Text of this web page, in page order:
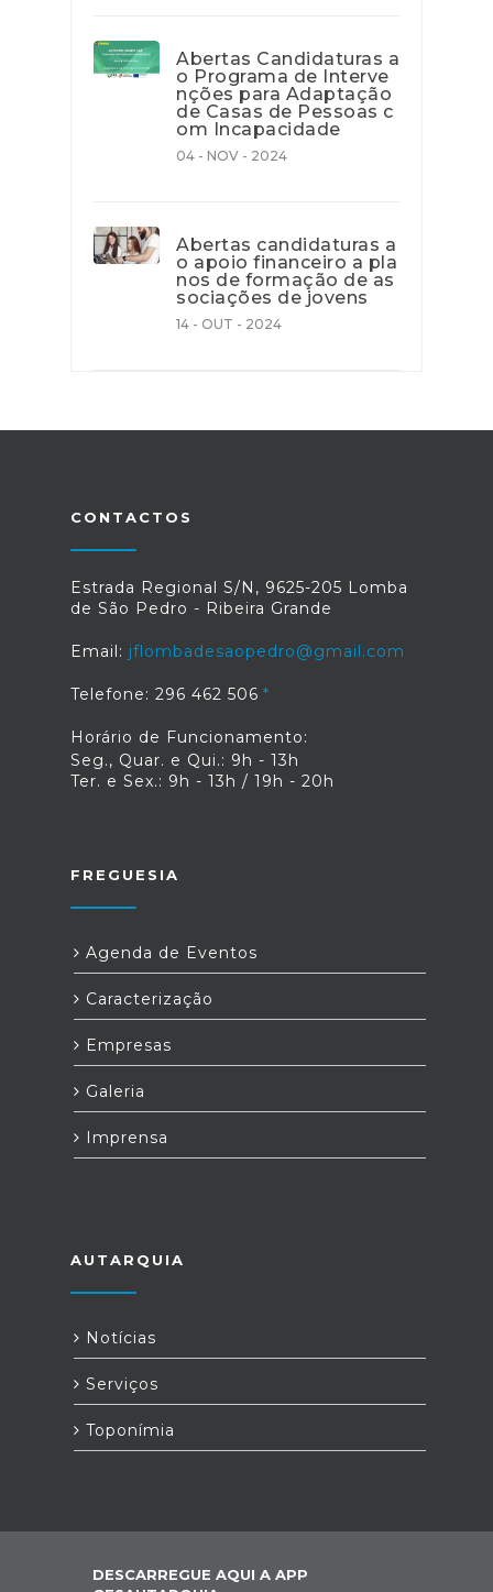
Abertas Candidaturas a
o Programa de Interve
nções para Adaptação
de Casas de Pessoas c
om Incapacidade
04 - NOV - 2024
Abertas candidaturas a
o apoio financeiro a pla
nos de formação de as
sociações de jovens
14 - OUT - 2024
CONTACTOS
Estrada Regional S/N, 9625-205 Lomba
de São Pedro - Ribeira Grande
Email: jflombadesaopedro@gmail.com
Telefone: 296 462 506
Horário de Funcionamento:
Seg., Quar. e Qui.: 9h - 13h
Ter. e Sex.: 9h - 13h / 19h - 20h
FREGUESIA
Agenda de Eventos
Caracterização
Empresas
Galeria
Imprensa
AUTARQUIA
Notícias
Serviços
Toponímia
DESCARREGUE AQUI A APP